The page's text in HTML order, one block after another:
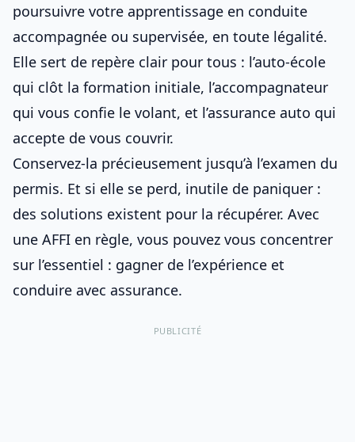
poursuivre votre apprentissage en conduite
accompagnée ou supervisée, en toute légalité.
Elle sert de repère clair pour tous : l’auto‑école
qui clôt la formation initiale, l’accompagnateur
qui vous confie le volant, et l’assurance auto qui
accepte de vous couvrir.
Conservez‑la précieusement jusqu’à l’examen du
permis. Et si elle se perd, inutile de paniquer :
des solutions existent pour la récupérer. Avec
une AFFI en règle, vous pouvez vous concentrer
sur l’essentiel : gagner de l’expérience et
conduire avec assurance.
PUBLICITÉ